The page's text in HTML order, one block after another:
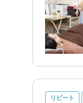
リピート